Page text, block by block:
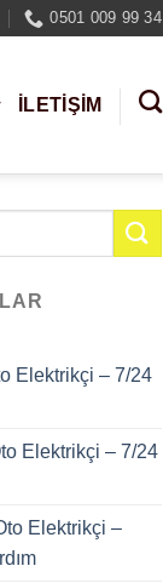
0501 009 99 34
İLETİŞİM
Elektrikçi – 7/24
Elektrikçi – 7/24
Elektrikçi –